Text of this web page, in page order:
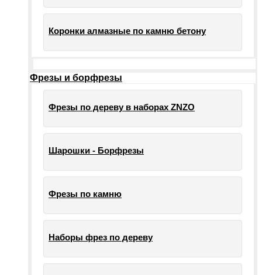
Коронки алмазные по камню бетону
Фрезы и борфрезы
Фрезы по дереву в наборах ZNZO
Шарошки - Борфрезы
Фрезы по камню
Наборы фрез по дереву